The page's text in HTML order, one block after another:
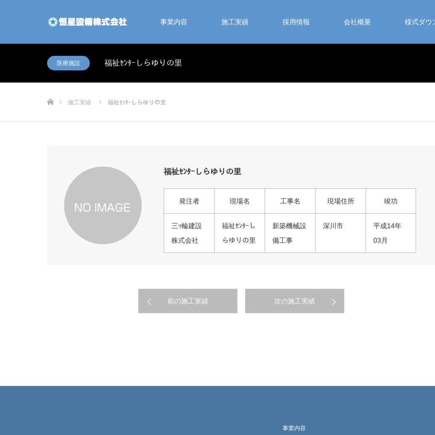
事業内容 施工実績 採用情報 会社概要 様式ダウ
医療施設 福祉ｾﾝﾀｰしらゆりの里
施工実績 福祉ｾﾝﾀｰしらゆりの里
福祉ｾﾝﾀｰしらゆりの里
発注者 現場名 工事名 現場住所 竣功
三ｯ輪建設
株式会社
福祉ｾﾝﾀｰし
らゆりの里
新築機械設
備工事
深川市
平成14年
03月
前の施工実績 次の施工実績
事業内容